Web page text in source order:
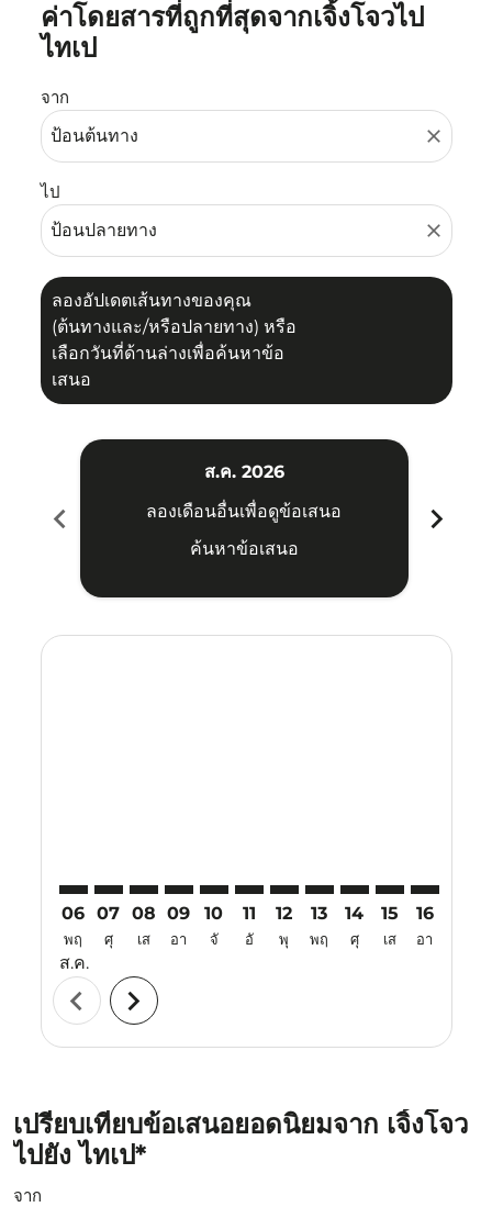
ค่าโดยสารที่ถูกที่สุดจากเจิ้งโจวไป
ไทเป
จาก
close
ไป
close
ลองอัปเดตเส้นทางของคุณ
(ต้นทางและ/หรือปลายทาง) หรือ
เลือกวันที่ด้านล่างเพื่อค้นหาข้อ
เสนอ
ลองอัปเดตเส้นทางของคุณ (ต้นทางและ/หรือปลายทาง) หรื
chevron_left
ส.ค. 2026
ลองเดือนอื่นเพื่อดูข้อเสนอ
ค้นหาข้อเสนอ
chevron_right
06
พฤ
ส.ค.
07
ศุ
08
เส
09
อา
10
จั
11
อั
12
พุ
13
พฤ
14
ศุ
15
เส
16
อา
chevron_left chevron_right
เปรียบเทียบข้อเสนอยอดนิยมจาก เจิ้งโจว
ไปยัง ไทเป*
จาก